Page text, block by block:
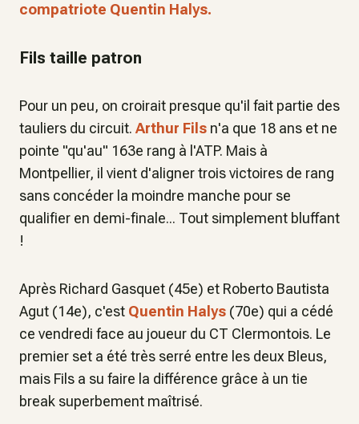
compatriote Quentin Halys.
Fils taille patron
Pour un peu, on croirait presque qu'il fait partie des
tauliers du circuit. Arthur Fils n'a que 18 ans et ne
pointe "qu'au" 163e rang à l'ATP. Mais à
Montpellier, il vient d'aligner trois victoires de rang
sans concéder la moindre manche pour se
qualifier en demi-finale... Tout simplement bluffant
!
Après Richard Gasquet (45e) et Roberto Bautista
Agut (14e), c'est Quentin Halys (70e) qui a cédé
ce vendredi face au joueur du CT Clermontois. Le
premier set a été très serré entre les deux Bleus,
mais Fils a su faire la différence grâce à un tie
break superbement maîtrisé.